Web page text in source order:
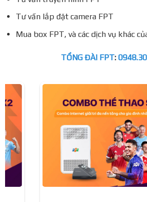
Tư vấn lắp đặt camera FPT
Mua box FPT, và các dịch vụ khác
TỔNG ĐÀI FPT: